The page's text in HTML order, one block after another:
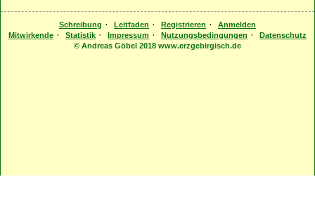
Schreibung · Leitfaden · Registrieren ·
Anmelden
Mitwirkende · Statistik · Impressum · Nutzungsbedingungen ·
Datenschutz
© Andreas Göbel 2018 www.erzgebirgisch.de